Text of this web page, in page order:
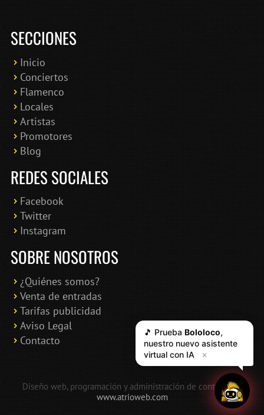
SECCIONES
Inicio
Conciertos
Flamenco
Locales
Artistas
Promotores
Blog
REDES SOCIALES
Facebook
Twitter
Instagram
SOBRE NOSOTROS
¿Quiénes somos?
Venta de entradas
Tarifas publicidad
Aviso Legal
Contacto
Diseño web, programación y administración de contenidos:
www.atrioweb.com
🎵 Prueba Bololoco,
nuestro nuevo asistente
virtual con IA
✕